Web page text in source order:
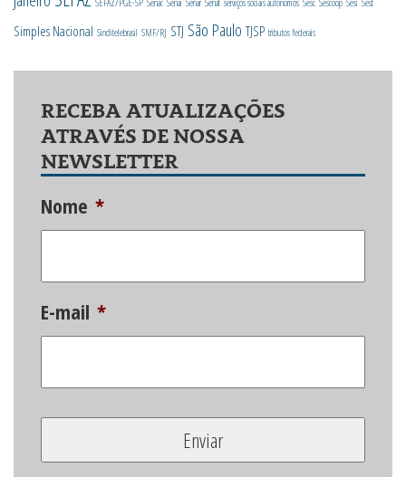
SEFAZ/PGE-SP Senac Senai Senar Senat serviços sociais autônomos Sesc Sescoop Sesi Sest
Simples Nacional Sinditelebrasil SMF/RJ STJ São Paulo TJSP tributos federais
RECEBA ATUALIZAÇÕES
ATRAVÉS DE NOSSA
NEWSLETTER
Nome *
E-mail *